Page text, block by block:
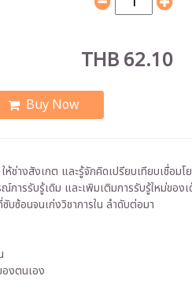
THB 62.10
Buy Now
ช่างสังเกต และรู้จักคิดเปรียบเทียบเชื่อม
การรับรู้เดิม และเพิมเติมการรับรู้ใหม่
ซ้อนจนเก่งวิชาการใน ลำดับต่อมา
งตนเอง